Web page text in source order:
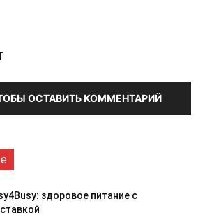
ОСТАВИТЬ КОММЕНТАРИЙ
здоровое питание с